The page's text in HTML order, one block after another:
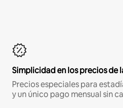
Simplicidad en los precios de
Precios especiales para
y un único pago mensual sin